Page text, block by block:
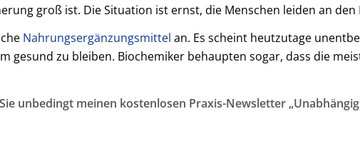
groß ist. Die Situation ist ernst, die Menschen leiden an
Nahrungsergänzungsmittel an. Es scheint heutzutage
zu bleiben. Biochemiker behaupten sogar, dass die
unbedingt meinen kostenlosen Praxis-Newsletter